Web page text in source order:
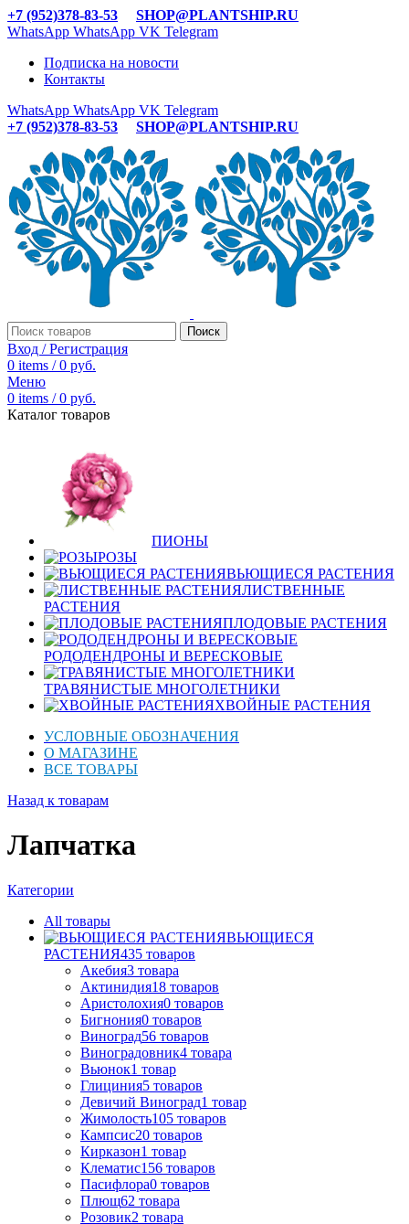
+7 (952)378-83-53
SHOP@PLANTSHIP.RU
WhatsApp WhatsApp VK Telegram
Подписка на новости
Контакты
WhatsApp WhatsApp VK Telegram
+7 (952)378-83-53
SHOP@PLANTSHIP.RU
Поиск
Вход / Регистрация
0 items / 0 руб.
Меню
0 items / 0 руб.
Каталог товаров
ПИОНЫ
РОЗЫ
ВЬЮЩИЕСЯ РАСТЕНИЯ
ЛИСТВЕННЫЕ
РАСТЕНИЯ
ПЛОДОВЫЕ РАСТЕНИЯ
РОДОДЕНДРОНЫ И ВЕРЕСКОВЫЕ
ТРАВЯНИСТЫЕ МНОГОЛЕТНИКИ
ХВОЙНЫЕ РАСТЕНИЯ
УСЛОВНЫЕ ОБОЗНАЧЕНИЯ
О МАГАЗИНЕ
ВСЕ ТОВАРЫ
Назад к товарам
Лапчатка
Категории
All товары
ВЬЮЩИЕСЯ
РАСТЕНИЯ435 товаров
Акебия3 товара
Актинидия18 товаров
Аристолохия0 товаров
Бигнония0 товаров
Виноград56 товаров
Виноградовник4 товара
Вьюнок1 товар
Глициния5 товаров
Девичий Виноград1 товар
Жимолость105 товаров
Кампсис20 товаров
Кирказон1 товар
Клематис156 товаров
Пасифлора0 товаров
Плющ62 товара
Розовик2 товара